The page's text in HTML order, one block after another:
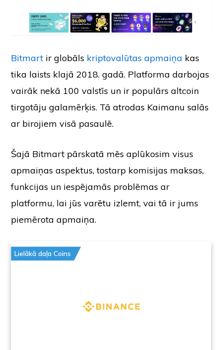
Bitmart ir globāls kriptovalūtas apmaiņa kas
tika laists klajā 2018. gadā. Platforma darbojas
vairāk nekā 100 valstīs un ir populārs altcoin
tirgotāju galamērķis. Tā atrodas Kaimanu salās
ar birojiem visā pasaulē.
Šajā Bitmart pārskatā mēs aplūkosim visus
apmaiņas aspektus, tostarp komisijas maksas,
funkcijas un iespējamās problēmas ar
platformu, lai jūs varētu izlemt, vai tā ir jums
piemērota apmaiņa.
Lielākā daļa Coins